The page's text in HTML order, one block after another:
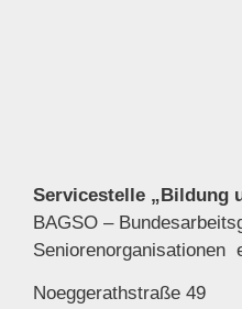
Servicestelle „Bildung
BAGSO –
Seniorenorganisationen
Noeggerathstraße 49